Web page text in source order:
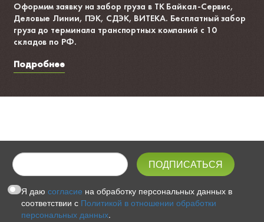
Оформим заявку на забор груза в ТК Байкал-Сервис,
Деловые Линии, ПЭК, СДЭК, ВИТЕКА. Бесплатный забор
груза до терминала транспортных компаний с 10
складов по РФ.
Подробнее
Я даюсогласие на обработку персональных данных в
соответствии с Политикой в отношении обработки
персональных данных.